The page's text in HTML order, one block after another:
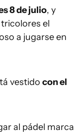
8 de julio, y
el
a jugarse en
vestido con el
al pádel marca